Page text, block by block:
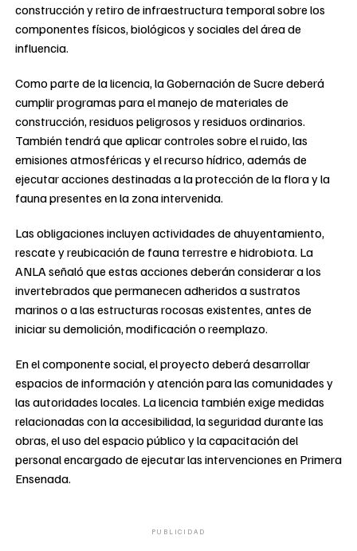
construcción y retiro de infraestructura temporal sobre los
componentes físicos, biológicos y sociales del área de
influencia.
Como parte de la licencia, la Gobernación de Sucre deberá
cumplir programas para el manejo de materiales de
construcción, residuos peligrosos y residuos ordinarios.
También tendrá que aplicar controles sobre el ruido, las
emisiones atmosféricas y el recurso hídrico, además de
ejecutar acciones destinadas a la protección de la flora y la
fauna presentes en la zona intervenida.
Las obligaciones incluyen actividades de ahuyentamiento,
rescate y reubicación de fauna terrestre e hidrobiota. La
ANLA señaló que estas acciones deberán considerar a los
invertebrados que permanecen adheridos a sustratos
marinos o a las estructuras rocosas existentes, antes de
iniciar su demolición, modificación o reemplazo.
En el componente social, el proyecto deberá desarrollar
espacios de información y atención para las comunidades y
las autoridades locales. La licencia también exige medidas
relacionadas con la accesibilidad, la seguridad durante las
obras, el uso del espacio público y la capacitación del
personal encargado de ejecutar las intervenciones en Primera
Ensenada.
PUBLICIDAD